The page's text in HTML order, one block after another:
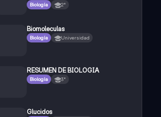
Biología 2°
Biomoleculas
Biología Universidad
RESUMEN DE BIOLOGIA
Biología 3°
Glucidos